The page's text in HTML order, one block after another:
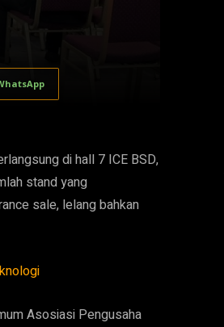
di hall 7 ICE BSD,
stand yang
sale, lelang bahkan
Asosiasi Pengusaha